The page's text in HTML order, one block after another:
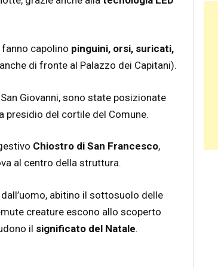
capolino pinguini, orsi, suricati,
di fronte al Palazzo dei Capitani).
Giovanni, sono state posizionate
del cortile del Comune.
Chiostro di San Francesco,
al centro della struttura.
abitino il sottosuolo delle
creature escono allo scoperto
il significato del Natale.